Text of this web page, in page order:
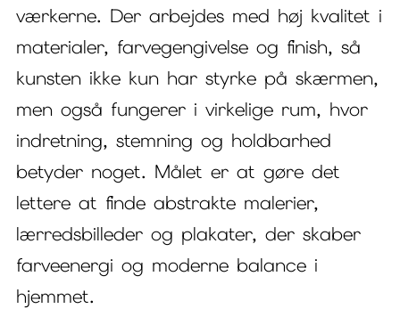
værkerne. Der arbejdes med høj kvalitet i
materialer, farvegengivelse og finish, så
kunsten ikke kun har styrke på skærmen,
men også fungerer i virkelige rum, hvor
indretning, stemning og holdbarhed
betyder noget. Målet er at gøre det
lettere at finde abstrakte malerier,
lærredsbilleder og plakater, der skaber
farveenergi og moderne balance i
hjemmet.